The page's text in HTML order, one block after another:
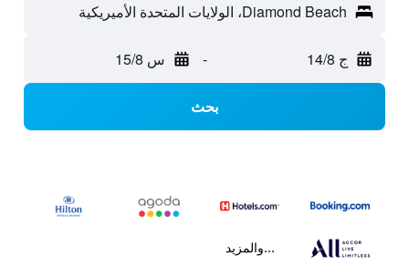
Diamond Beach، الولايات المتحدة الأميريكية
ج 14/8 - س 15/8
بحث
...والمزيد